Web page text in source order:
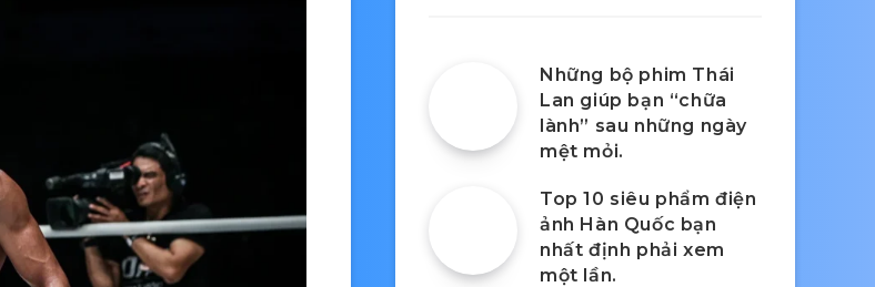
Những bộ phim Thái
Lan giúp bạn “chữa
lành” sau những ngày
mệt mỏi.
Top 10 siêu phẩm điện
ảnh Hàn Quốc bạn
nhất định phải xem
một lần.